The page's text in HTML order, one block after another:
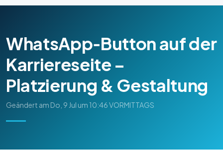
WhatsApp‑Button auf der
Karriereseite –
Platzierung & Gestaltung
Geändert am Do, 9 Jul um 10:46 VORMITTAGS